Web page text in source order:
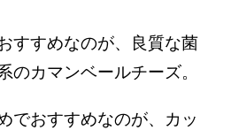
すすめなのが、良質な菌
のカマンベールチーズ。
でおすすめなのが、カッ